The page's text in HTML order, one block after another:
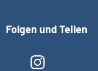
Folgen und Teilen